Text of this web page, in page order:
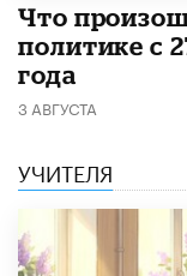
​Что
политике с
года
3 АВГУСТА
УЧИТЕЛЯ